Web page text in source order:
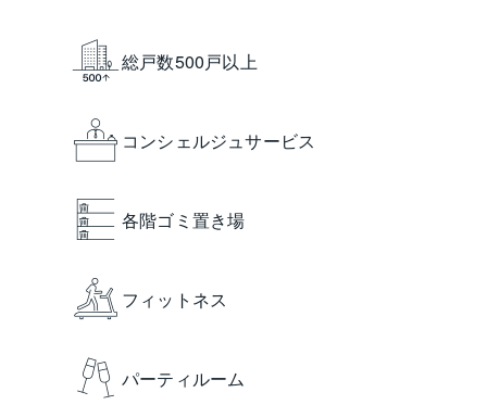
総戸数500戸以上
コンシェルジュサービス
各階ゴミ置き場
フィットネス
パーティルーム